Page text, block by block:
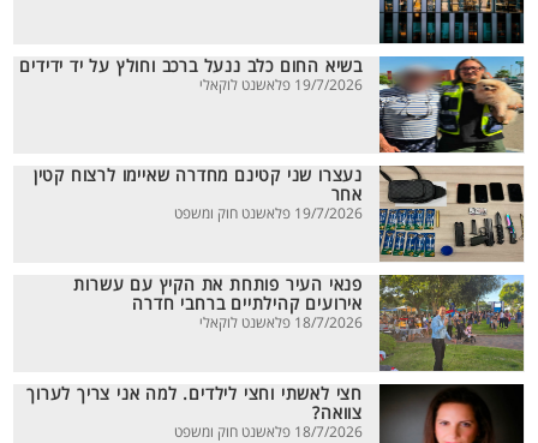
בשיא החום כלב ננעל ברכב וחולץ על יד ידידים
19/7/2026 פלאשנט לוקאלי
נעצרו שני קטינם מחדרה שאיימו לרצוח קטין
אחר
19/7/2026 פלאשנט חוק ומשפט
פנאי העיר פותחת את הקיץ עם עשרות
אירועים קהילתיים ברחבי חדרה
18/7/2026 פלאשנט לוקאלי
חצי לאשתי וחצי לילדים. למה אני צריך לערוך
צוואה?
18/7/2026 פלאשנט חוק ומשפט